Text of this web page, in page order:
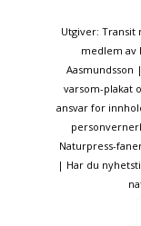
Utgiver: Transit
medlem av
varsom-plakat
ansvar for
Naturpress-
| Har du